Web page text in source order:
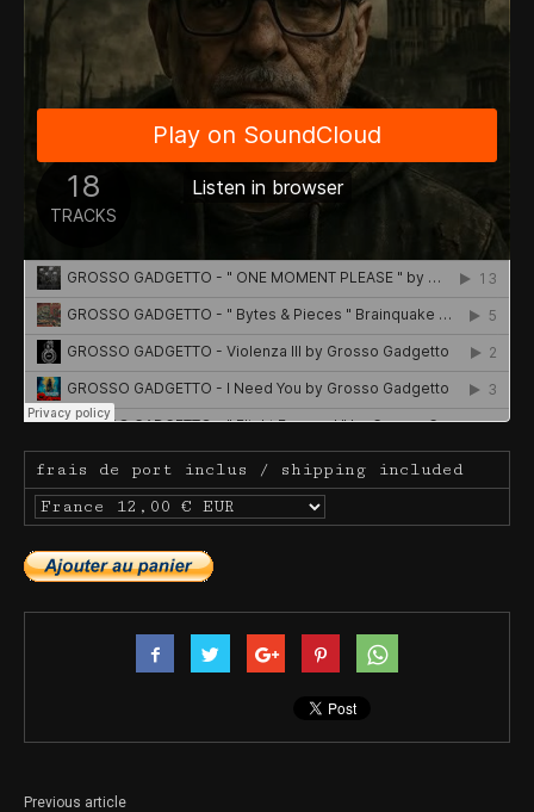
frais de port inclus / shipping included
Previous article